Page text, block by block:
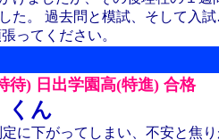
た。 過去問と模試、そして入
ってください。
待) 日出学園高(特進) 合格
くん
定に下がってしまい、不安と焦